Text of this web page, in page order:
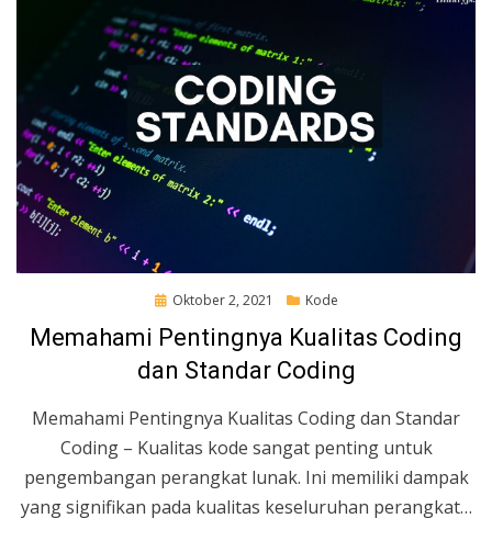
Posted
Oktober 2, 2021 Kode
Memahami Pentingnya Kualitas Coding
dan Standar Coding
Memahami Pentingnya Kualitas Coding dan Standar
Coding – Kualitas kode sangat penting untuk
pengembangan perangkat lunak. Ini memiliki dampak
yang signifikan pada kualitas keseluruhan perangkat…